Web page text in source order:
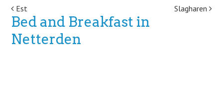
Post navigation
Est Slagharen
Bed and Breakfast in
Netterden